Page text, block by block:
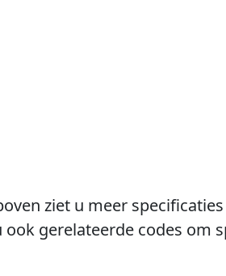
ziet u meer
ook gerelateerde codes om